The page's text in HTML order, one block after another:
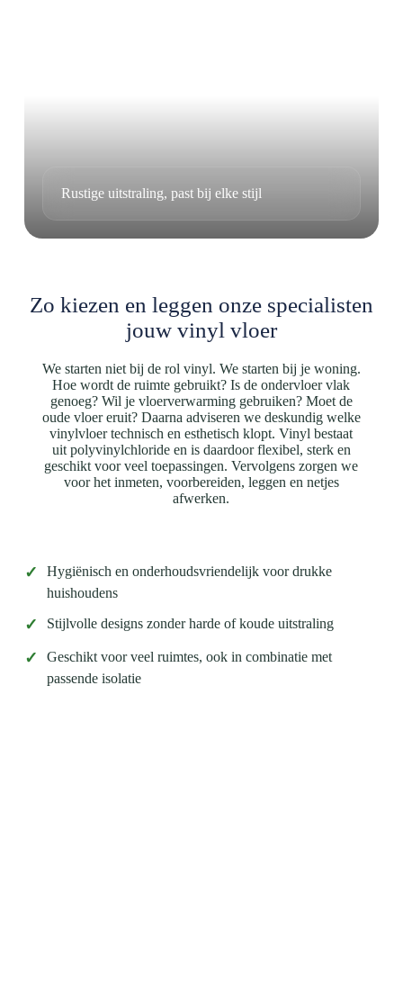
Rustige uitstraling, past bij elke stijl
Zo kiezen en leggen onze specialisten
jouw vinyl vloer
We starten niet bij de rol vinyl. We starten bij je woning.
Hoe wordt de ruimte gebruikt? Is de ondervloer vlak
genoeg? Wil je vloerverwarming gebruiken? Moet de
oude vloer eruit? Daarna adviseren we deskundig welke
vinylvloer technisch en esthetisch klopt. Vinyl bestaat
uit polyvinylchloride en is daardoor flexibel, sterk en
geschikt voor veel toepassingen. Vervolgens zorgen we
voor het inmeten, voorbereiden, leggen en netjes
afwerken.
✓
Hygiënisch en onderhoudsvriendelijk voor drukke
huishoudens
✓ Stijlvolle designs zonder harde of koude uitstraling
✓
Geschikt voor veel ruimtes, ook in combinatie met
passende isolatie